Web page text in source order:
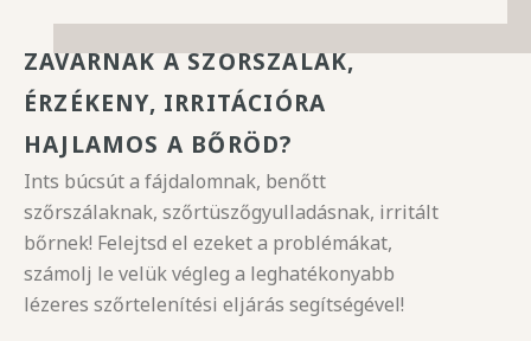
ZAVARNAK A SZŐRSZÁLAK,
ÉRZÉKENY, IRRITÁCIÓRA
HAJLAMOS A BŐRÖD?
Ints búcsút a fájdalomnak, benőtt
szőrszálaknak, szőrtüszőgyulladásnak, irritált
bőrnek! Felejtsd el ezeket a problémákat,
számolj le velük végleg a leghatékonyabb
lézeres szőrtelenítési eljárás segítségével!